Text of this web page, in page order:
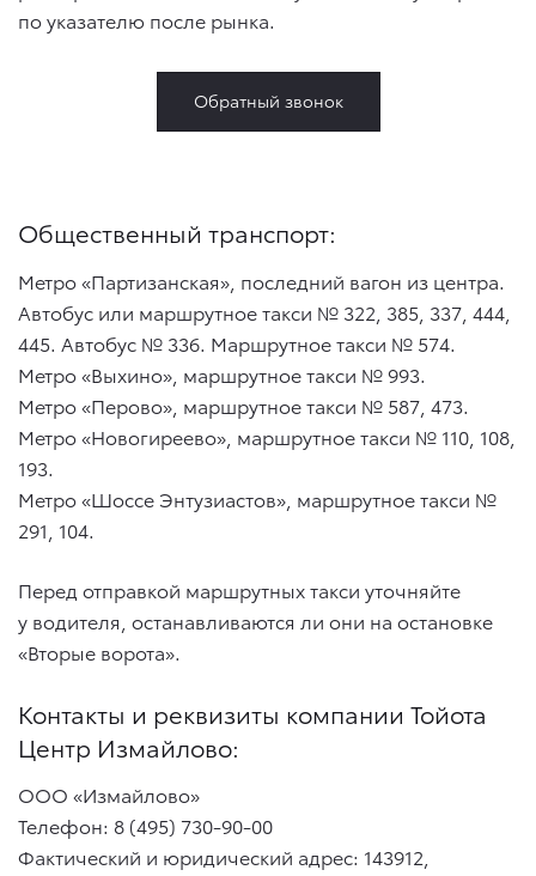
по указателю после рынка.
Обратный звонок
Общественный транспорт:
Метро «Партизанская», последний вагон из центра.
Автобус или маршрутное такси № 322, 385, 337, 444,
445. Автобус № 336. Маршрутное такси № 574.
Метро «Выхино», маршрутное такси № 993.
Метро «Перово», маршрутное такси № 587, 473.
Метро «Новогиреево», маршрутное такси № 110, 108,
193.
Метро «Шоссе Энтузиастов», маршрутное такси №
291, 104.
Перед отправкой маршрутных такси уточняйте
у водителя, останавливаются ли они на остановке
«Вторые ворота».
Контакты и реквизиты компании Тойота
Центр Измайлово:
ООО «Измайлово»
Телефон: 8 (495) 730-90-00
Фактический и юридический адрес: 143912,